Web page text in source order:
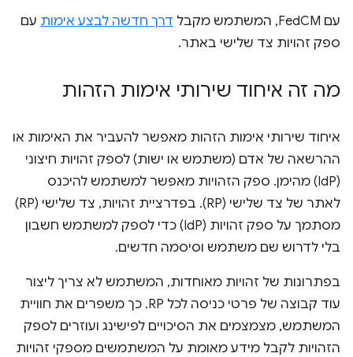
עם FedCM, המשתמש מקבל דרך חדשה לבצע אימות עם
ספק זהויות צד שלישי באתר.
מה זה איחוד שירותי אימות הזהות
איחוד שירותי אימות הזהות מאפשר להעביר את האימות או
ההרשאה של אדם (משתמש או ישות) לספק זהויות חיצוני
(IdP) מהימן. ספק הזהויות מאפשר למשתמש להיכנס
לאתר של צד שלישי (RP). בפדרציית זהויות, צד שלישי (RP)
מסתמך על ספק זהויות (IdP) כדי לספק למשתמש חשבון
בלי לדרוש שם משתמש וסיסמה חדשים.
בפתרונות של זהויות מאוחדות, המשתמש לא צריך ליצור
עוד קבוצה של פרטי כניסה לכל RP. כך משפרים את חוויית
המשתמש, מצמצמים את הסיכויים לפישינג ועוזרים לספק
הזהויות לקבל מידע מאומת על המשתמשים מספקי זהויות